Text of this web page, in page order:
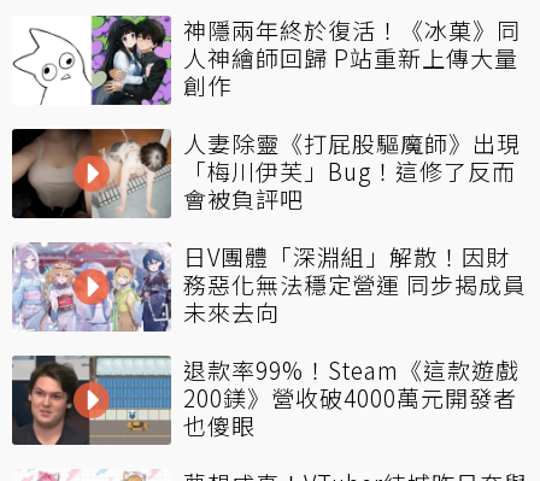
神隱兩年終於復活！《冰菓》同
人神繪師回歸 P站重新上傳大量
創作
人妻除靈《打屁股驅魔師》出現
「梅川伊芙」Bug！這修了反而
會被負評吧
日V團體「深淵組」解散！因財
務惡化無法穩定營運 同步揭成員
未來去向
退款率99%！Steam《這款遊戲
200鎂》營收破4000萬元開發者
也傻眼